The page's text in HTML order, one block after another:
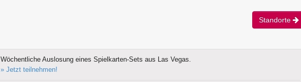
Standorte
Wöchentliche Auslosung eines Spielkarten-Sets aus Las Vegas.
» Jetzt teilnehmen!